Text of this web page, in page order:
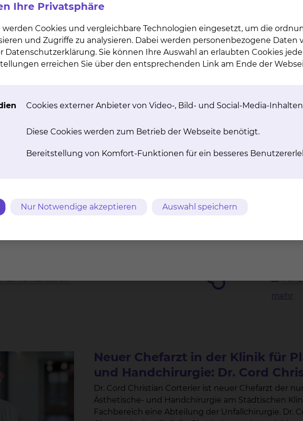
bei
nach
Brust­ope­ra­tio­nen
in­klu­si­ve Re­kon­struk­ti­on
der Brust
Eine überlappende Position zwischen
Rekonstruktiver und Ästhetischer
Chirurgie nimmt die Brustchirurgie
es eine Vielzahl operativer
mehr
bei
Im Rahmen der
Wiederherstellungschirurgie
durch Unfälle oder
Mitleidenschaft
38, 38114 Braunschweig
kontaktieren
Per
mehr
Neuer Chefarzt in der Klinik für
und Handchirurgie: Dr. Cord
Dr. Cord Christian Corterier ist neuer Chefarzt der nun eigenständigen Klinik für Plastische-,
Ästhetische- und Handchirurgie am Städtischen Klinikum
Fachbereich eine Abteilung der Unfallchirurgie. Dr. Cord Christian Corterier war zuletzt Leitender
Ihre Privatsphäre
werden Cookies und vergleichbare Technologien eingesetzt, um die
und Zugriffe zu analysieren. Dabei werden personenbezogene Daten
Datenschutzerklärung. Sie können Ihre Auswahl an erlaubten Cookies
erreichen Sie über den entsprechenden Link am Ende der
Cookies externer Anbieter von Video-, Bild- und Social-Media-
Diese Cookies werden zum Betrieb der Webseite benötigt.
Bereitstellung von Komfort-Funktionen für ein besseres
Nur Notwendige akzeptieren Auswahl speichern